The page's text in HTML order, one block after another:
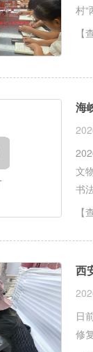
村“
【
海
文
书
【
西
日
修